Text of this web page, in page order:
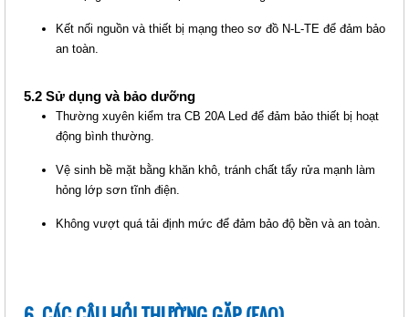
Kết nối nguồn và thiết bị mạng theo sơ đồ N-L-TE để đảm bảo
an toàn.
5.2 Sử dụng và bảo dưỡng
Thường xuyên kiểm tra CB 20A Led để đảm bảo thiết bị hoạt
động bình thường.
Vệ sinh bề mặt bằng khăn khô, tránh chất tẩy rửa mạnh làm
hỏng lớp sơn tĩnh điện.
Không vượt quá tải định mức để đảm bảo độ bền và an toàn.